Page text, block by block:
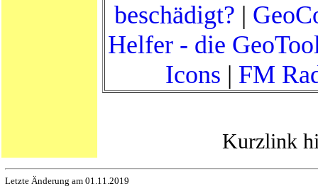
beschädigt? |
Helfer - die
Icons | FM
Kurzlink
Letzte Änderung am 01.11.2019